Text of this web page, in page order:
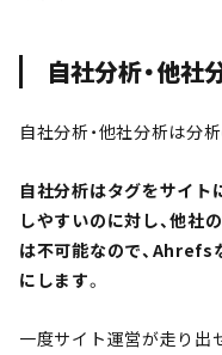
自社分析・他社
自社分析・他社分析は分
自社分析はタグをサイト
しやすいのに対し、他社
は不可能なので、Ahrefs
にします。
一度サイト運営が走り出